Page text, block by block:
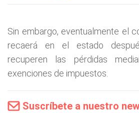
Sin embargo, eventualmente el
recaerá en el estado
recuperen las pérdidas
exenciones de impuestos.
Suscríbete a nuestro